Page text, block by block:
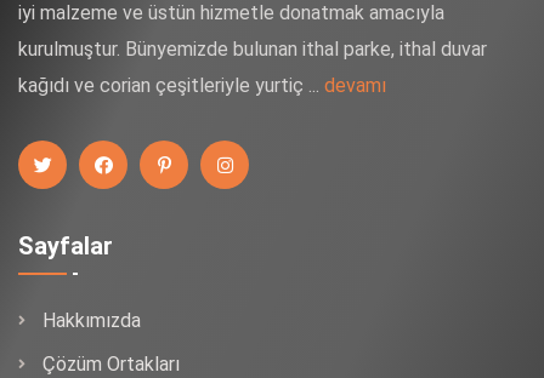
iyi malzeme ve üstün hizmetle donatmak amacıyla
kurulmuştur. Bünyemizde bulunan ithal parke, ithal duvar
kağıdı ve corian çeşitleriyle yurtiç ... devamı
Sayfalar
Hakkımızda
Çözüm Ortakları